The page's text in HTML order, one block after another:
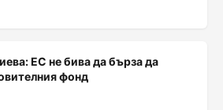
ЕС не бива да бърза да
фонд